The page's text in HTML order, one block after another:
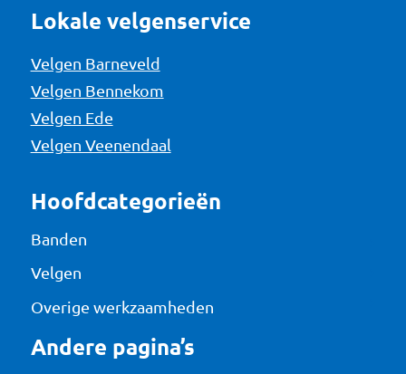
Lokale velgenservice
Velgen Barneveld
Velgen Bennekom
Velgen Ede
Velgen Veenendaal
Hoofdcategorieën
Banden
Velgen
Overige werkzaamheden
Andere pagina’s